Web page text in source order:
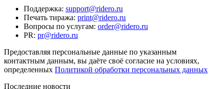
Поддержка: support@ridero.ru
Печать тиража: print@ridero.ru
Вопросы по услугам: order@ridero.ru
PR: pr@ridero.ru
Предоставляя персональные данные по указанным
контактным данным, вы даёте своё согласие на условиях,
определенных Политикой обработки персональных данных
Последние новости